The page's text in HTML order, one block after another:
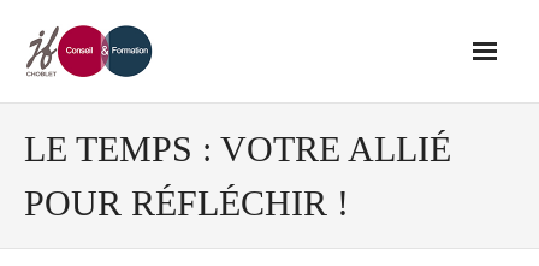
Accueil
Conseil
LE TEMPS : VOTRE ALLIÉ
POUR RÉFLÉCHIR !